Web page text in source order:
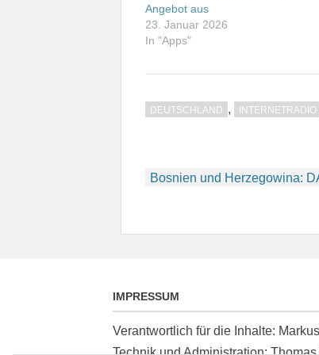
Angebot aus
23. Januar 2026
In "Apps"
DEUTSCHLAND , INTERNETRADIO
Beitragsnavigation
Bosnien und Herzegowina:
IMPRESSUM
Verantwortlich für die Inhalte: